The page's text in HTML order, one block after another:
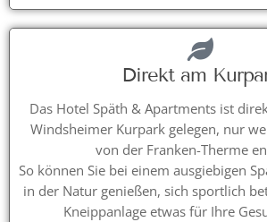
Direkt am
Das Hotel Späth & Apartments ist
Windsheimer Kurpark gelegen, nur
von der Franken-Therme
So können Sie bei einem ausgiebigen
in der Natur genießen, sich sportlich
Kneippanlage etwas für Ihre